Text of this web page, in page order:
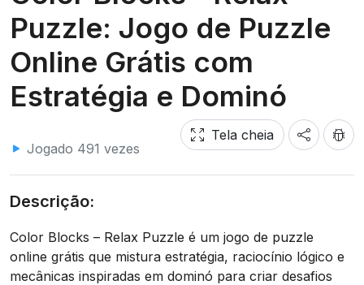
Puzzle: Jogo de Puzzle
Online Grátis com
Estratégia e Dominó
Jogado 491 vezes
Tela cheia
Descrição:
Color Blocks – Relax Puzzle é um jogo de puzzle
online grátis que mistura estratégia, raciocínio lógico e
mecânicas inspiradas em dominó para criar desafios